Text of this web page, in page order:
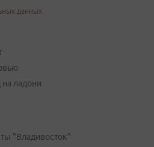
данных
на ладони
"Владивосток"